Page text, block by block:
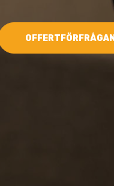
OFFERTFÖRFRÅGAN